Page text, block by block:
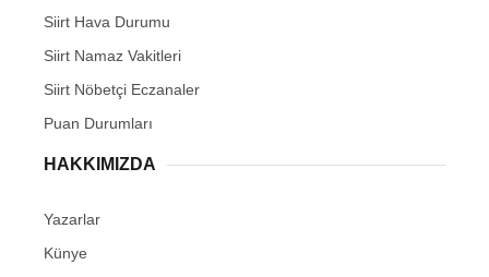
Siirt Hava Durumu
Siirt Namaz Vakitleri
Siirt Nöbetçi Eczanaler
Puan Durumları
HAKKIMIZDA
Yazarlar
Künye